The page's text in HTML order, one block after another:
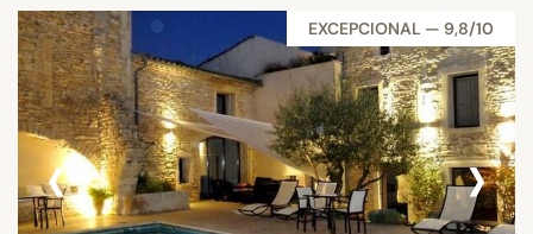
EXCEPCIONAL — 9,8/10
‹ ›